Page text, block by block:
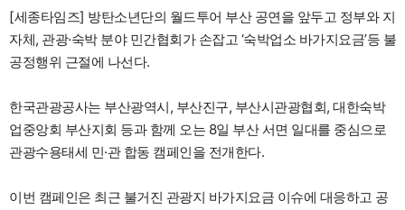
[세종타임즈] 방탄소년단의 월드투어 부산 공연을 앞두고 정부와 지
자체, 관광·숙박 분야 민간협회가 손잡고 ‘숙박업소 바가지요금’등 불
공정행위 근절에 나선다.
한국관광공사는 부산광역시, 부산진구, 부산시관광협회, 대한숙박
업중앙회 부산지회 등과 함께 오는 8일 부산 서면 일대를 중심으로
관광수용태세 민·관 합동 캠페인을 전개한다.
이번 캠페인은 최근 불거진 관광지 바가지요금 이슈에 대응하고 공